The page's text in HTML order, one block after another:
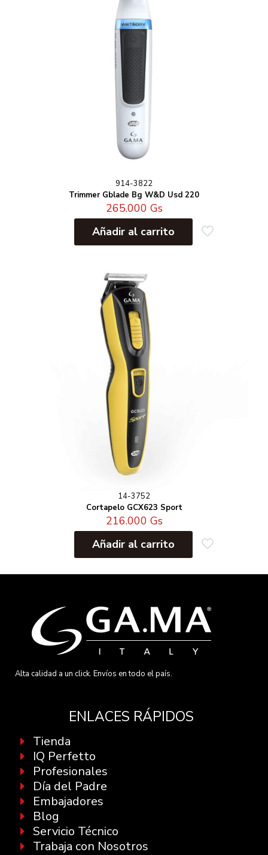
914-3822
Trimmer Gblade Bg W&D Usd 220
265.000 Gs
Añadir al carrito
14-3752
Cortapelo GCX623 Sport
216.000 Gs
Añadir al carrito
Alta calidad a un click. Envíos en todo el país.
ENLACES RÁPIDOS
Tienda
IQ Perfetto
Profesionales
Día del Padre
Embajadores
Blog
Servicio Técnico
Trabaja con Nosotros